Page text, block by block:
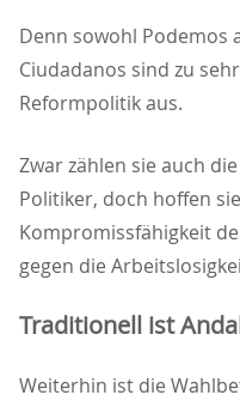
Denn sowohl Podemos
Ciudadanos sind zu
Reformpolitik aus.
Zwar zählen sie auch
Politiker, doch hoffen
Kompromissfähigkeit
gegen die
Traditionell ist
Weiterhin ist die